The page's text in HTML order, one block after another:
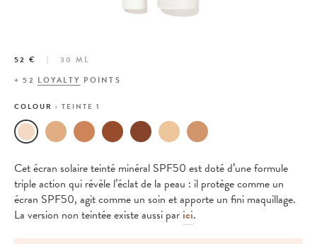
52 €
30 ML
+52 LOYALTY POINTS
COLOUR : TEINTE 1
Cet écran solaire teinté minéral SPF50 est doté d’une formule
triple action qui révèle l’éclat de la peau : il protège comme un
écran SPF50, agit comme un soin et apporte un fini maquillage.
La version non teintée existe aussi par ici.